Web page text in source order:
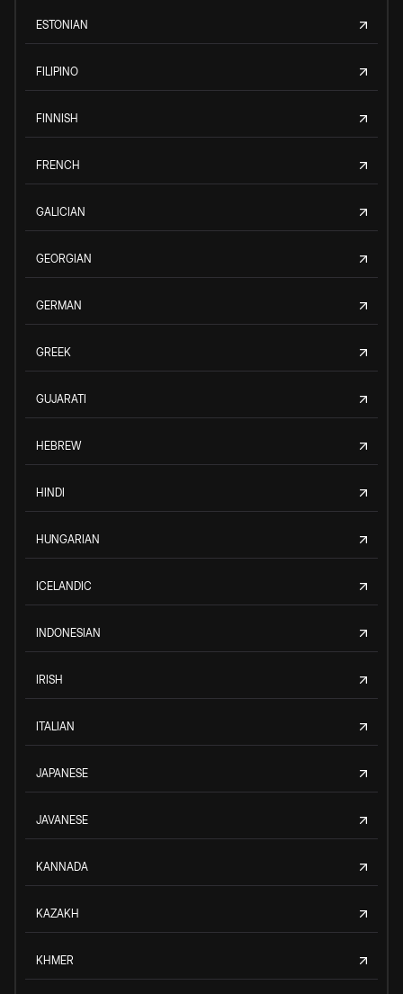
ESTONIAN
FILIPINO
FINNISH
FRENCH
GALICIAN
GEORGIAN
GERMAN
GREEK
GUJARATI
HEBREW
HINDI
HUNGARIAN
ICELANDIC
INDONESIAN
IRISH
ITALIAN
JAPANESE
JAVANESE
KANNADA
KAZAKH
KHMER